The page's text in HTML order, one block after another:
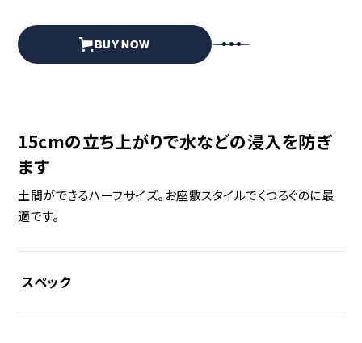
INFORMATION CONTACT
BUY NOW
15cmの立ち上がりで水などの浸入を防ぎ
ます
土間ができるハーフサイズ。お座敷スタイルでくつろぐのに最
適です。
スペック